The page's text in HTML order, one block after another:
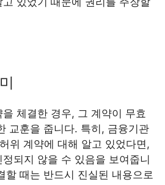
체결한 경우, 그 계약이 무효
교훈을 줍니다. 특히, 금융기관
위 계약에 대해 알고 있었다면,
되지 않을 수 있음을 보여줍니
할 때는 반드시 진실된 내용으로